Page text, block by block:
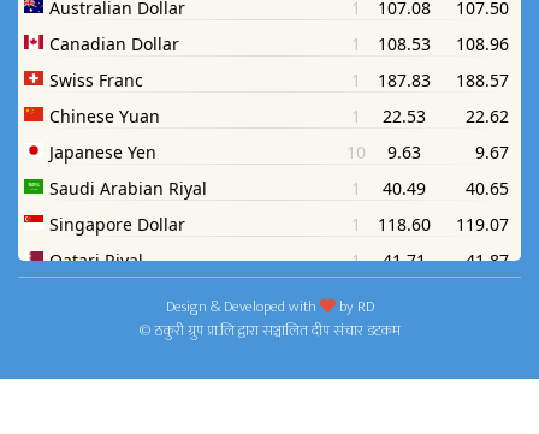
Design & Developed with byRD
© ठकुरी ग्रुप प्रा.लि द्वारा सञ्चालित दीप संचार डटकम